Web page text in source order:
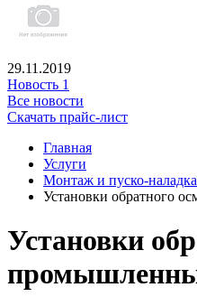
29.11.2019
Новость 1
Все новости
Скачать прайс-лист
Главная
Услуги
Монтаж и пуско-наладка
Установки обратного
Установки